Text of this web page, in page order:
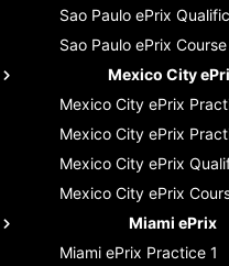
Sao Paulo ePrix
Sao Paulo ePrix Course
Mexico City
Mexico City ePrix
Mexico City ePrix
Mexico City ePrix
Mexico City ePrix
Miami ePrix
Miami ePrix Practice 1